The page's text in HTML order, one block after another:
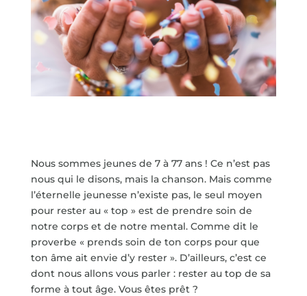
Nous sommes jeunes de 7 à 77 ans ! Ce n’est pas
nous qui le disons, mais la chanson. Mais comme
l’éternelle jeunesse n’existe pas, le seul moyen
pour rester au « top » est de prendre soin de
notre corps et de notre mental. Comme dit le
proverbe « prends soin de ton corps pour que
ton âme ait envie d’y rester ». D’ailleurs, c’est ce
dont nous allons vous parler : rester au top de sa
forme à tout âge. Vous êtes prêt ?